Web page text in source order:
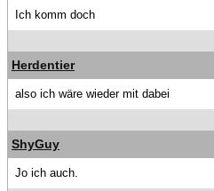
Ich komm doch
Herdentier
also ich wäre wieder mit dabei
ShyGuy
Jo ich auch.